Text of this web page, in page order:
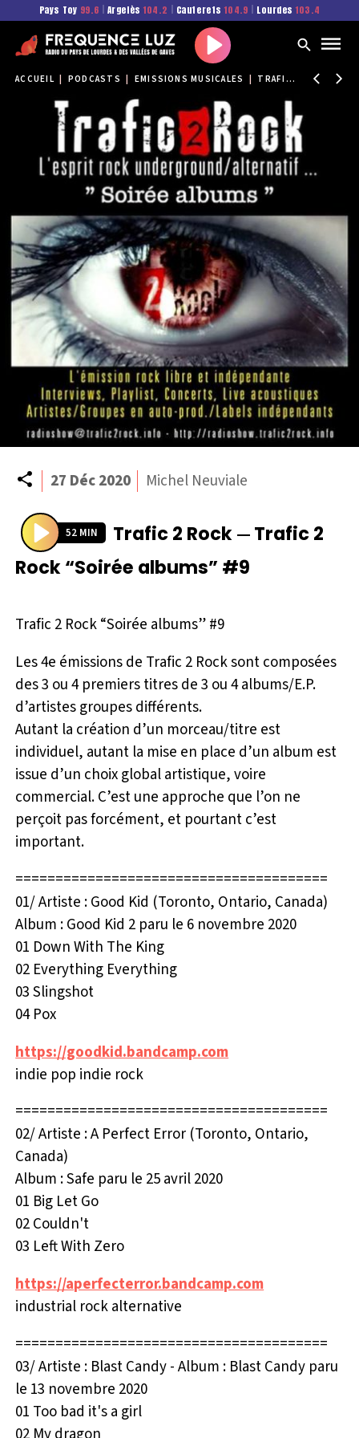
Pays Toy 99.6 Argelès 104.2 Cauterets 104.9 Lourdes 103.4
Play
ACCUEIL PODCASTS EMISSIONS MUSICALES TRAFIC 2 ROCK |
Partager
27 Déc 2020 Michel Neuviale
P
l
y
52 MIN Trafic 2 Rock—Trafic 2
Rock “Soirée albums” #9
Trafic 2 Rock “Soirée albums” #9
Les 4e émissions de Trafic 2 Rock sont composées
des 3 ou 4 premiers titres de 3 ou 4 albums/E.P.
d’artistes groupes différents.
Autant la création d’un morceau/titre est
individuel, autant la mise en place d’un album est
issue d’un choix global artistique, voire
commercial. C’est une approche que l’on ne
perçoit pas forcément, et pourtant c’est
important.
=======================================
01/ Artiste : Good Kid (Toronto, Ontario, Canada)
Album : Good Kid 2 paru le 6 novembre 2020
01 Down With The King
02 Everything Everything
03 Slingshot
04 Pox
https://goodkid.bandcamp.com
indie pop indie rock
=======================================
02/ Artiste : A Perfect Error (Toronto, Ontario,
Canada)
Album : Safe paru le 25 avril 2020
01 Big Let Go
02 Couldn't
03 Left With Zero
https://aperfecterror.bandcamp.com
industrial rock alternative
=======================================
03/ Artiste : Blast Candy - Album : Blast Candy paru
le 13 novembre 2020
01 Too bad it's a girl